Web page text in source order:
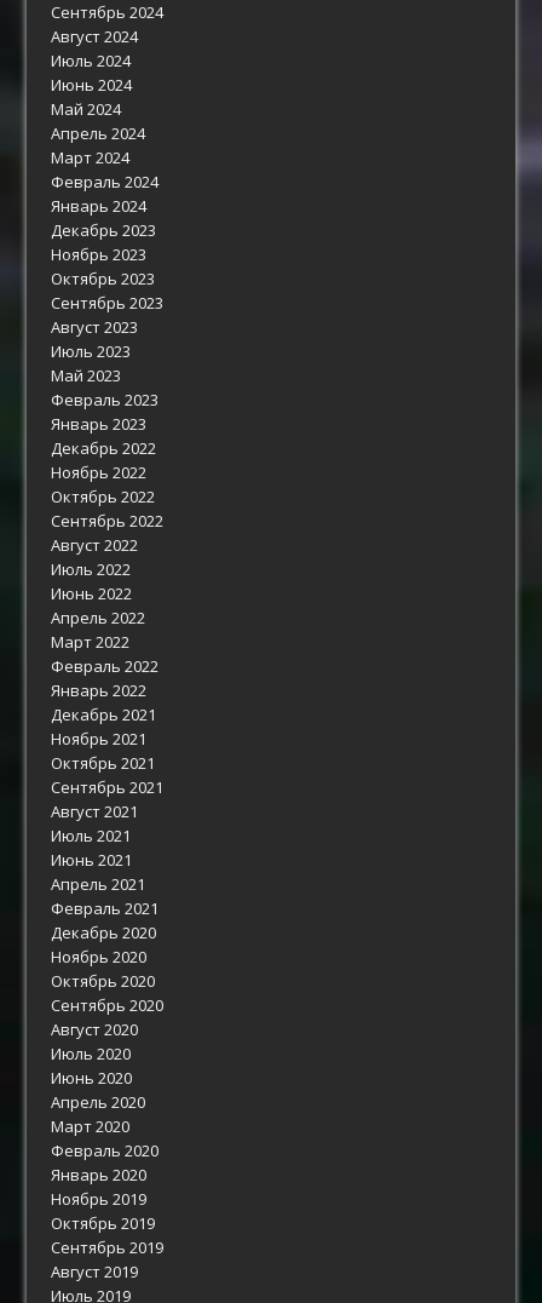
Сентябрь 2024
Август 2024
Июль 2024
Июнь 2024
Май 2024
Апрель 2024
Март 2024
Февраль 2024
Январь 2024
Декабрь 2023
Ноябрь 2023
Октябрь 2023
Сентябрь 2023
Август 2023
Июль 2023
Май 2023
Февраль 2023
Январь 2023
Декабрь 2022
Ноябрь 2022
Октябрь 2022
Сентябрь 2022
Август 2022
Июль 2022
Июнь 2022
Апрель 2022
Март 2022
Февраль 2022
Январь 2022
Декабрь 2021
Ноябрь 2021
Октябрь 2021
Сентябрь 2021
Август 2021
Июль 2021
Июнь 2021
Апрель 2021
Февраль 2021
Декабрь 2020
Ноябрь 2020
Октябрь 2020
Сентябрь 2020
Август 2020
Июль 2020
Июнь 2020
Апрель 2020
Март 2020
Февраль 2020
Январь 2020
Ноябрь 2019
Октябрь 2019
Сентябрь 2019
Август 2019
Июль 2019